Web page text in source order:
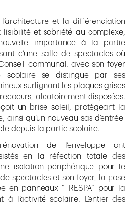
et la différenciation
lisibilité et sobriété au complexe,
importance à la partie
d’une salle de spectacles où
communal, avec son foyer
scolaire se distingue par ses
surlignant les plaques grises
aléatoirement disposées.
un brise soleil, protégeant la
ainsi qu’un nouveau sas d’entrée
depuis la partie scolaire.
de l’enveloppe ont
en la réfection totale des
isolation périphérique pour le
spectacles et son foyer, la pose
en panneaux “TRESPA” pour la
à l’activité scolaire. L’entier des